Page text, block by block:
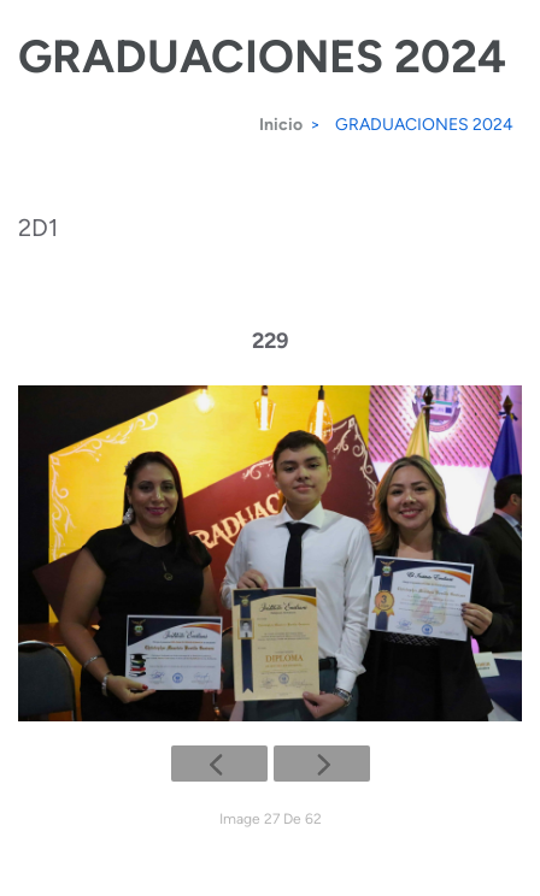
tecla
GRADUACIONES 2024
Inicio > GRADUACIONES 2024
2D1
229
Image 27 De 62